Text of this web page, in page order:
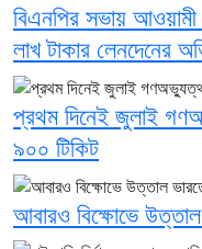
বিএনপির সভায়
লাখ টাকার লেনদেনের
প্রথম দিনেই জুলাই
৯০০ টিকিট
আবারও বিক্ষোভে